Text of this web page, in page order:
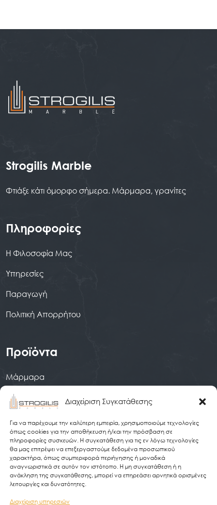
Διαχείριση Συγκατάθεσης
Για να παρέχουμε την καλύτερη εμπειρία, χρησιμοποιούμε τεχνολογίες
όπως cookies για την αποθήκευση ή/και την πρόσβαση σε
πληροφορίες συσκευών. Η συγκατάθεση για τις εν λόγω τεχνολογίες
θα μας επιτρέψει να επεξεργαστούμε δεδομένα προσωπικού
χαρακτήρα, όπως συμπεριφορά περιήγησης ή μοναδικά
αναγνωριστικά σε αυτόν τον ιστότοπο. Η μη συγκατάθεση ή η
ανάκληση της συγκατάθεσης, μπορεί να επηρεάσει αρνητικά ορισμένες
λειτουργίες και δυνατότητες.
Διαχείριση υπηρεσιών
Strogilis Marble
Φτιάξε κάτι όμορφο σήμερα. Μάρμαρα, γρανίτες
Πληροφορίες
Η Φιλοσοφία Μας
Υπηρεσίες
Παραγωγή
Πολιτική Απορρήτου
Προϊόντα
Μάρμαρα
Γρανίτες
Κεραμικές Επιφάνειες
Επικοινωνία
9ο χλμ. Λιβαδειάς - Αθηνών, 32007, Λιβαδειά